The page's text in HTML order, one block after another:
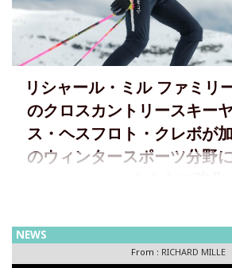
リシャール・ミル ファミリ
のクロスカントリースキー
ス・ヘスフロト・クレボが
のウィンタースポーツ分野
高のクロスカントリースキーヤーとと
ピック史上、最も成功したオリンピア
スフロト・クレボが、リシャール・ミ
NEWS
From : RICHARD MILLE